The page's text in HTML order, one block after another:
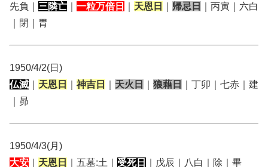
先負｜ 三隣亡 一粒万倍日 天恩日 帰忌日
｜丙寅｜六白
｜閉｜胃
1950/4/2(日)
仏滅
天恩日 神吉日 天火日 狼藉日
｜丁卯｜七赤｜建
｜昴
1950/4/3(月)
大安
天恩日 ｜五墓:土｜ 受死日 ｜戊辰｜八白｜除｜畢